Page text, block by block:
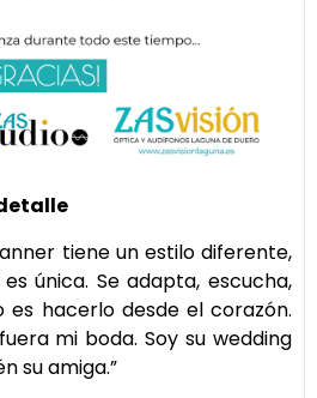
tiene un estilo diferente,
única. Se adapta, escucha,
es hacerlo desde el corazón.
mi boda. Soy su wedding
su amiga.”